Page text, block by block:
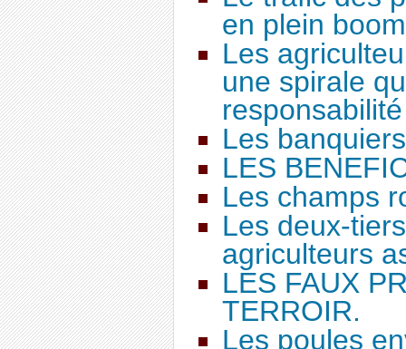
en plein boom
Les
une spirale
Les
LES
Les champs
Les deux-
agriculteurs
LES FAUX
TERROIR.
Les poules